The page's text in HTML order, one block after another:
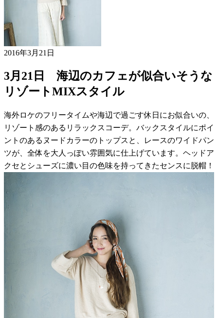
2016年3月21日
3月21日 海辺のカフェが似合いそうな
リゾートMIXスタイル
海外ロケのフリータイムや海辺で過ごす休日にお似合いの、
リゾート感のあるリラックスコーデ。バックスタイルにポイ
ントのあるヌードカラーのトップスと、レースのワイドパン
ツが、全体を大人っぽい雰囲気に仕上げています。ヘッドア
クセとシューズに濃い目の色味を持ってきたセンスに脱帽！